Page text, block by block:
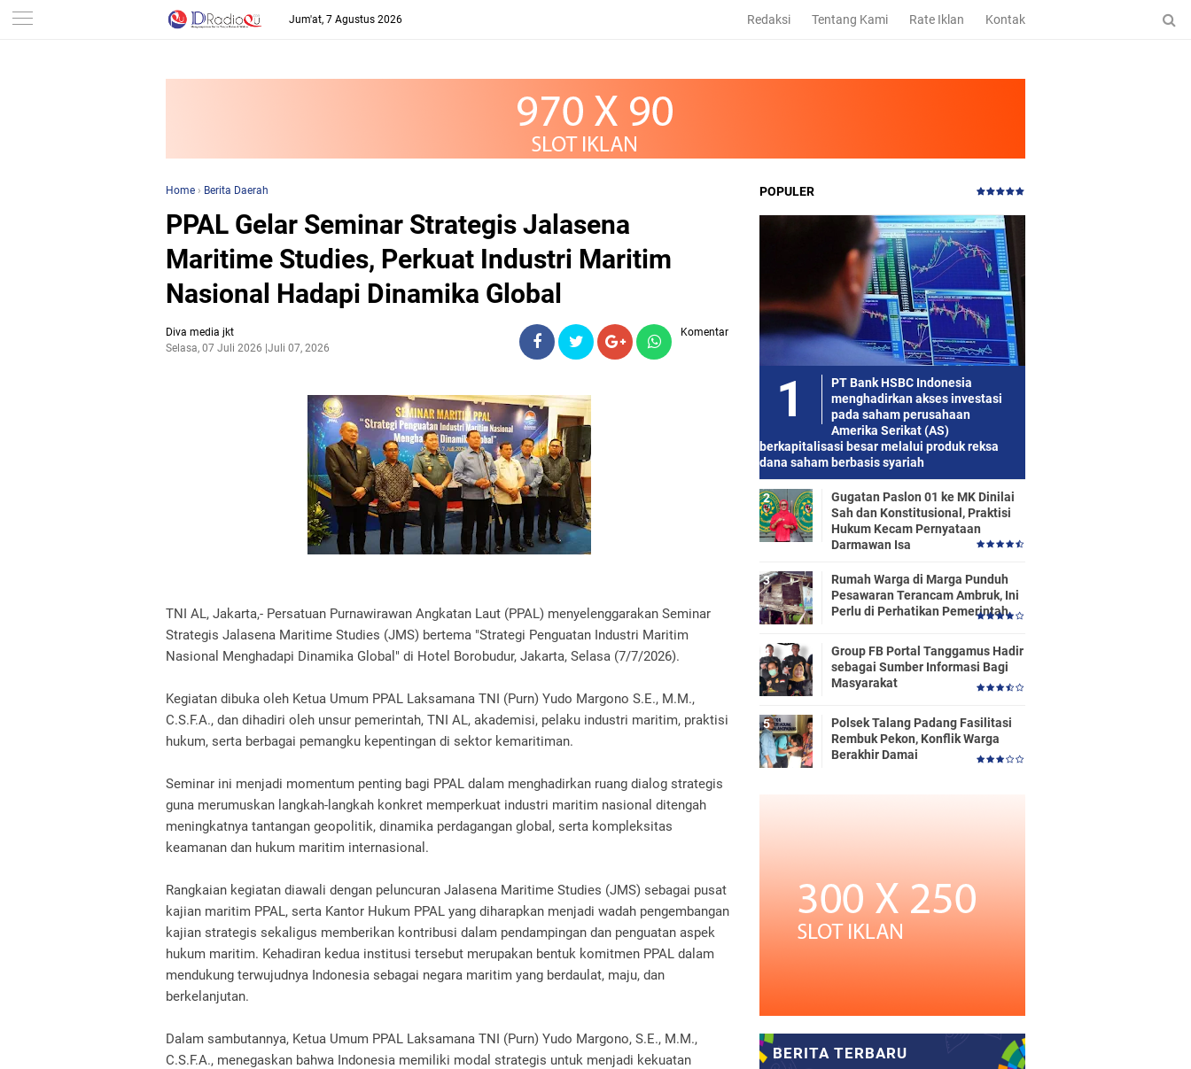
-->
Jum'at, 7 Agustus 2026 Redaksi Tentang Kami Rate Iklan Kontak
Home › Berita Daerah
PPAL Gelar Seminar Strategis Jalasena
Maritime Studies, Perkuat Industri Maritim
Nasional Hadapi Dinamika Global
Diva media jkt
Selasa, 07 Juli 2026 Juli 07, 2026
Komentar
TNI AL, Jakarta,- Persatuan Purnawirawan Angkatan Laut (PPAL) menyelenggarakan Seminar
Strategis Jalasena Maritime Studies (JMS) bertema "Strategi Penguatan Industri Maritim
Nasional Menghadapi Dinamika Global" di Hotel Borobudur, Jakarta, Selasa (7/7/2026).
Kegiatan dibuka oleh Ketua Umum PPAL Laksamana TNI (Purn) Yudo Margono S.E., M.M.,
C.S.F.A., dan dihadiri oleh unsur pemerintah, TNI AL, akademisi, pelaku industri maritim, praktisi
hukum, serta berbagai pemangku kepentingan di sektor kemaritiman.
Seminar ini menjadi momentum penting bagi PPAL dalam menghadirkan ruang dialog strategis
guna merumuskan langkah-langkah konkret memperkuat industri maritim nasional ditengah
meningkatnya tantangan geopolitik, dinamika perdagangan global, serta kompleksitas
keamanan dan hukum maritim internasional.
Rangkaian kegiatan diawali dengan peluncuran Jalasena Maritime Studies (JMS) sebagai pusat
kajian maritim PPAL, serta Kantor Hukum PPAL yang diharapkan menjadi wadah pengembangan
kajian strategis sekaligus memberikan kontribusi dalam pendampingan dan penguatan aspek
hukum maritim. Kehadiran kedua institusi tersebut merupakan bentuk komitmen PPAL dalam
mendukung terwujudnya Indonesia sebagai negara maritim yang berdaulat, maju, dan
berkelanjutan.
Dalam sambutannya, Ketua Umum PPAL Laksamana TNI (Purn) Yudo Margono, S.E., M.M.,
C.S.F.A., menegaskan bahwa Indonesia memiliki modal strategis untuk menjadi kekuatan
POPULER
PT Bank HSBC Indonesia
menghadirkan akses investasi
pada saham perusahaan
Amerika Serikat (AS)
berkapitalisasi besar melalui produk reksa
dana saham berbasis syariah
Gugatan Paslon 01 ke MK Dinilai
Sah dan Konstitusional, Praktisi
Hukum Kecam Pernyataan
Darmawan Isa
Rumah Warga di Marga Punduh
Pesawaran Terancam Ambruk, Ini
Perlu di Perhatikan Pemerintah
Group FB Portal Tanggamus Hadir
sebagai Sumber Informasi Bagi
Masyarakat
Polsek Talang Padang Fasilitasi
Rembuk Pekon, Konflik Warga
Berakhir Damai